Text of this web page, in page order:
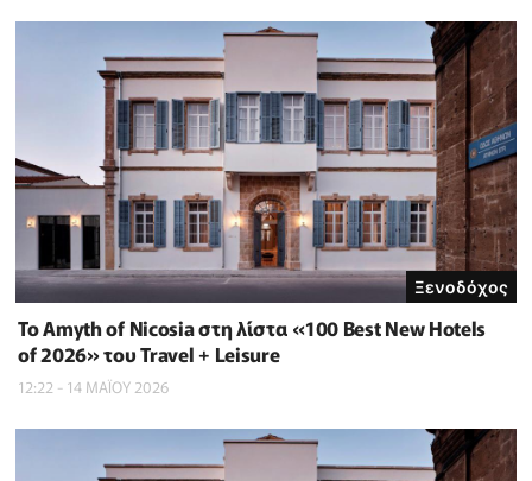
Ξενοδόχος
Το Amyth of Nicosia στη λίστα «100 Best New Hotels
of 2026» του Travel + Leisure
12:22 - 14 ΜΑΪ́ΟΥ 2026